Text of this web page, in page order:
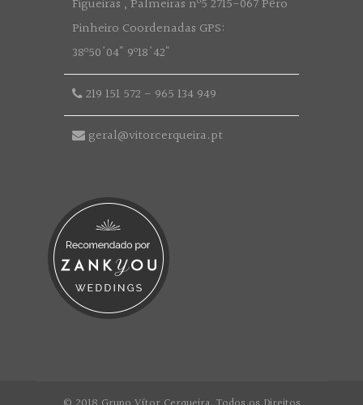
Figueiras , Palmeiras nº5 2715-067 Pêro
Pinheiro Coordenadas GPS:
38º50'04" 9º18'42"
219 151 572 - 965 134 949
geral@vitorcerqueira.pt